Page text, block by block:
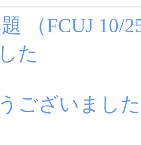
（FCUJ 10/
た
ございまし